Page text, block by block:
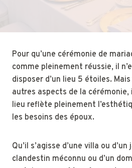
Pour qu’une cérémonie de
comme pleinement réussie, il
disposer d’un lieu 5 étoiles.
autres aspects de la
lieu reflète pleinement
les besoins des époux.
Qu’il s’agisse d’une villa ou
clandestin méconnu ou d’un